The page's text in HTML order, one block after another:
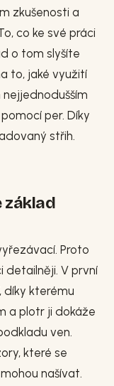
zkušenosti a
co ke své práci
o tom slyšíte
to, jaké využití
per. Díky
střih.
základ
Proto
detailněji. V první
díky kterému
a plotr ji dokáže
ven.
které se
našívat.